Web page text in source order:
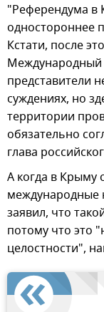
"Референдума в
одностороннее
Кстати, после
представители
суждениях, но
территории
обязательно
глава
А когда в Крыму
международные
заявил, что
потому что это
целостности",